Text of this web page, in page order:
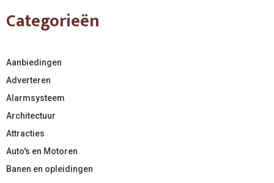
Categorieën
Aanbiedingen
Adverteren
Alarmsysteem
Architectuur
Attracties
Auto's en Motoren
Banen en opleidingen